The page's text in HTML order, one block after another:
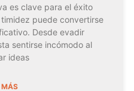
es clave para el éxito
puede convertirse
Desde evadir
sentirse incómodo al
ideas
MÁS